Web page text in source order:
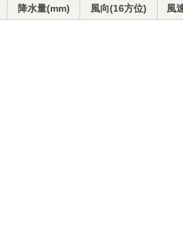
降水量(mm) 風向(16方位) 風